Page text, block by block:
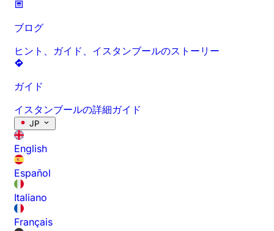
ブログ
ヒント、ガイド、イスタンブールのストーリー
ガイド
イスタンブールの詳細ガイド
JP
English
Español
Italiano
Français